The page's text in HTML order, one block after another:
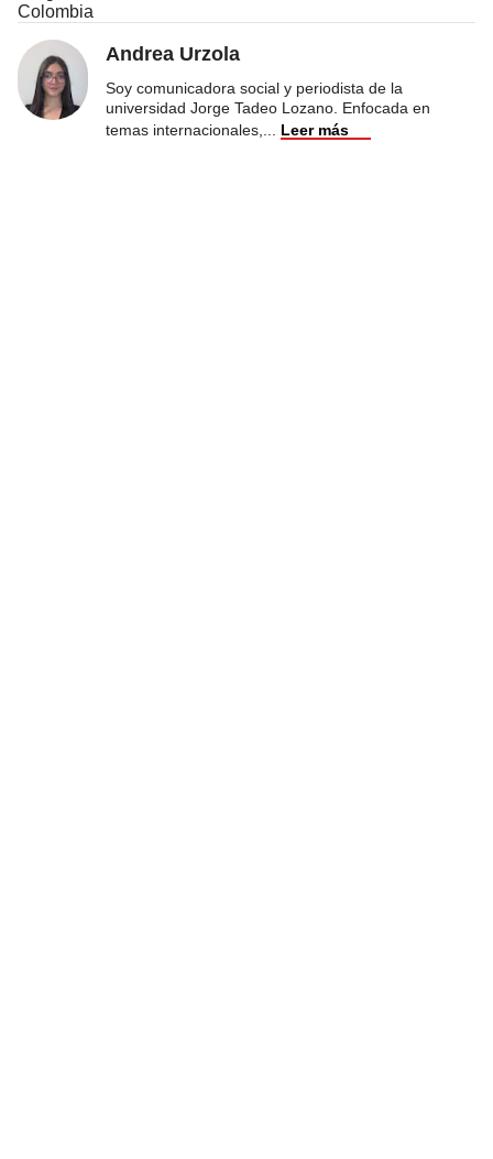
Colombia
Andrea Urzola
Soy comunicadora social y periodista de la
universidad Jorge Tadeo Lozano. Enfocada en
temas internacionales,
Leer más